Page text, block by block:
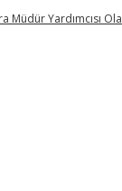
Müdür Yardımcısı